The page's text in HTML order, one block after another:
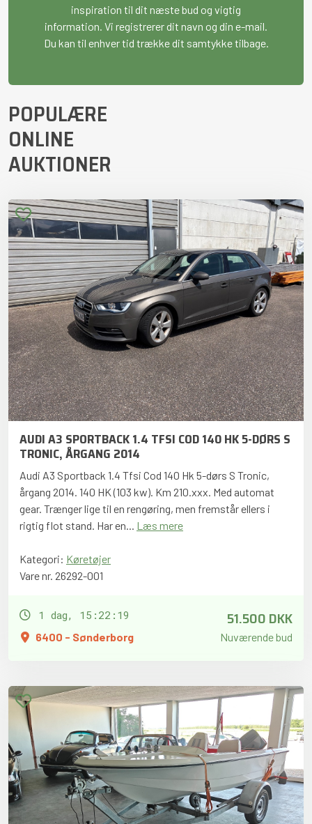
inspiration til dit næste bud og vigtig
information. Vi registrerer dit navn og din e-mail.
Du kan til enhver tid trække dit samtykke tilbage.
POPULÆRE
ONLINE
AUKTIONER
AUDI A3 SPORTBACK 1.4 TFSI COD 140 HK 5-DØRS S
TRONIC, ÅRGANG 2014
Audi A3 Sportback 1.4 Tfsi Cod 140 Hk 5-dørs S Tronic,
årgang 2014. 140 HK (103 kw). Km 210.xxx. Med automat
gear. Trænger lige til en rengøring, men fremstår ellers i
rigtig flot stand. Har en... Læs mere
Kategori: Køretøjer
Vare nr. 26292-001
1 dag, 15:22:18
6400 - Sønderborg
51.500 DKK
Nuværende bud